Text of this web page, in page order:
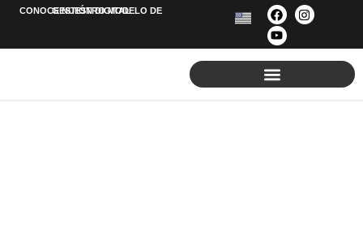
CONOCE NUESTRO MODELO DE
GESTIÓNDIGITAL